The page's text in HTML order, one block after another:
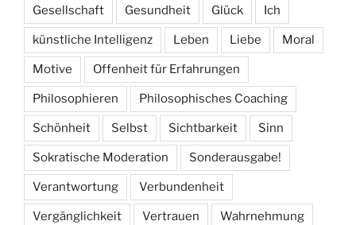
Gesellschaft Gesundheit Glück Ich
künstliche Intelligenz Leben Liebe Moral
Motive Offenheit für Erfahrungen
Philosophieren Philosophisches Coaching
Schönheit Selbst Sichtbarkeit Sinn
Sokratische Moderation Sonderausgabe!
Verantwortung Verbundenheit
Vergänglichkeit Vertrauen Wahrnehmung